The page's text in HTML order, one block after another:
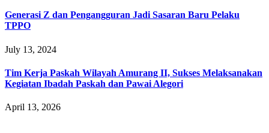
Generasi Z dan Pengangguran Jadi Sasaran Baru Pelaku
TPPO
July 13, 2024
Tim Kerja Paskah Wilayah Amurang II, Sukses Melaksanakan
Kegiatan Ibadah Paskah dan Pawai Alegori
April 13, 2026